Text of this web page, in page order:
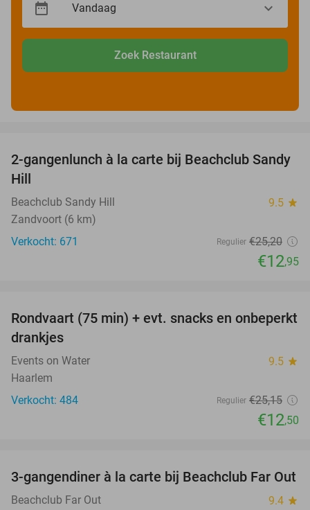
Zoek Restaurant
49%
2-gangenlunch à la carte bij Beachclub Sandy
Hill
Beachclub Sandy Hill 9.5 star
Zandvoort (6 km)
Verkocht: 671
Regulier €25,20
€12,95
50%
Rondvaart (75 min) + evt. snacks en onbeperkt
drankjes
Events on Water 9.5 star
Haarlem
Verkocht: 484
Regulier €25,15
€12,50
38%
3-gangendiner à la carte bij Beachclub Far Out
Beachclub Far Out 9.4 star